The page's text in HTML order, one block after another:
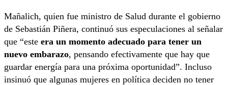
Mañalich, quien fue ministro de Salud durante el gobierno
de Sebastián Piñera, continuó sus especulaciones al señalar
que “este era un momento adecuado para tener un
nuevo embarazo, pensando efectivamente que hay que
guardar energía para una próxima oportunidad”. Incluso
insinuó que algunas mujeres en política deciden no tener